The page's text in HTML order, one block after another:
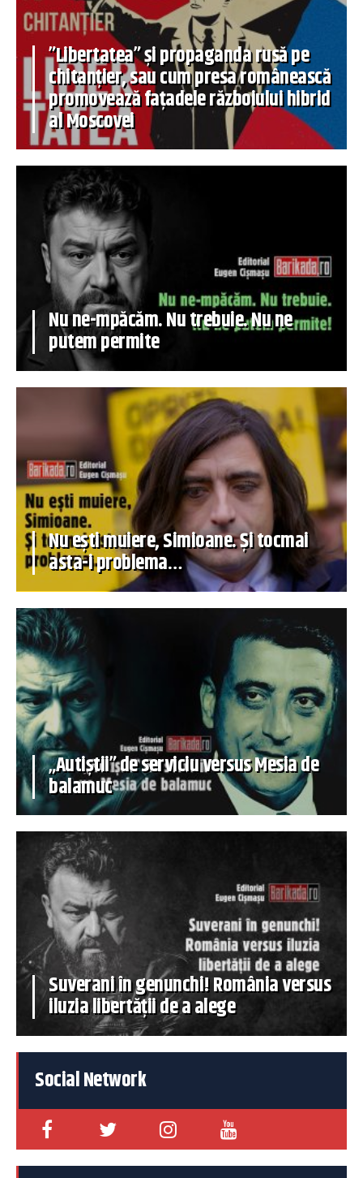
”Libertatea” și propaganda rusă pe
chitanțier, sau cum presa românească
promovează fațadele războiului hibrid
al Moscovei
Nu ne-mpăcăm. Nu trebuie. Nu ne
putem permite
Nu ești muiere, Simioane. Și tocmai
asta-i problema…
„Autiștii” de serviciu versus Mesia de
balamuc
Suverani în genunchi! România versus
iluzia libertății de a alege
Social Network